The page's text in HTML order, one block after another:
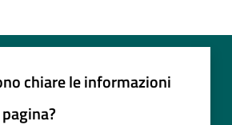
chiare le informazioni